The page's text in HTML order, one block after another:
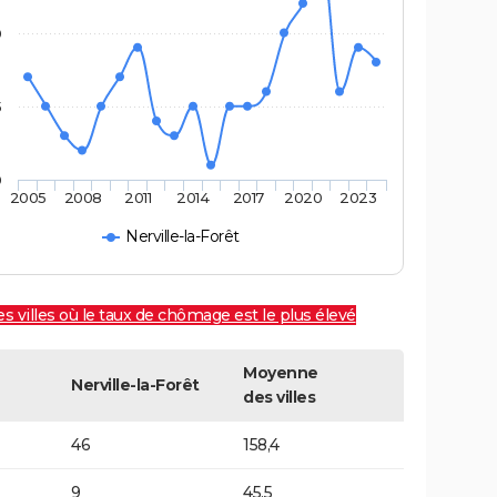
Nerville-la-Forêt
2005 2008 2011 2014 2017 2020 2023
villes où le taux de chômage est le plus élevé
Nerville-la-Forêt
Moyenne
des villes
46 158,4